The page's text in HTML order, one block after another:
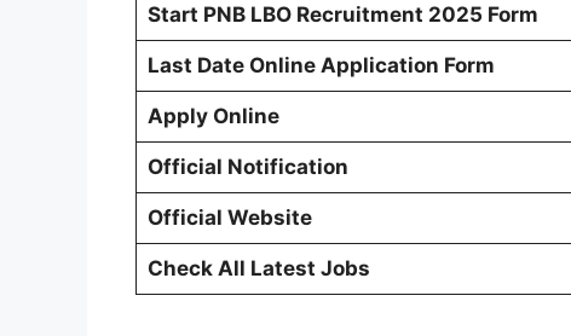
Start PNB LBO Recruitment 2025 Form
Last Date Online Application Form
Apply Online
Official Notification
Official Website
Check All Latest Jobs